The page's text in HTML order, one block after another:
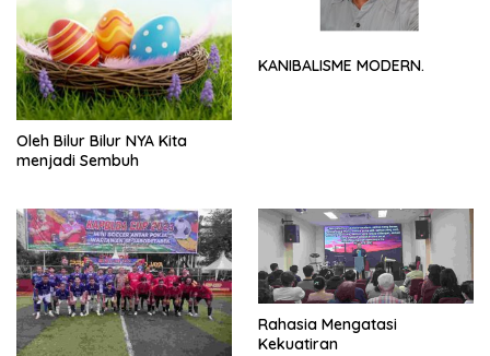
Oleh Bilur Bilur NYA Kita
menjadi Sembuh
KANIBALISME MODERN.
Rahasia Mengatasi
Kekuatiran